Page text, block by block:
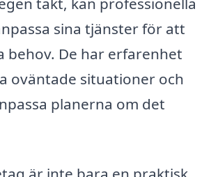
sina tjänster för att
behov. De har erfarenhet
oväntade situationer och
planerna om det